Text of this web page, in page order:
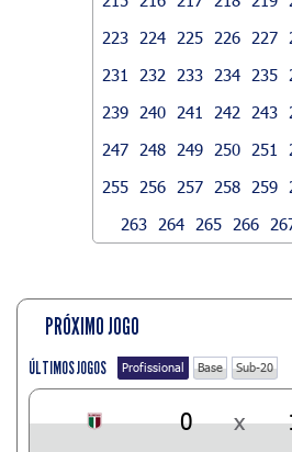
223
224 225 226 227
231
232 233 234 235
239
240 241 242 243
247
248 249 250 251
255
256 257 258 259
263
264 265 266
PRÓXIMO JOGO
ÚLTIMOS JOGOS Profissional Base Sub-20
0 x